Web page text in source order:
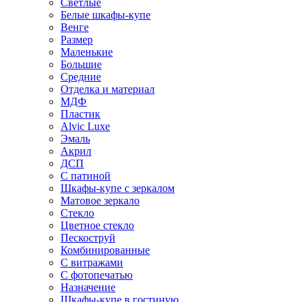
Светлые
Белые шкафы-купе
Венге
Размер
Маленькие
Большие
Средние
Отделка и материал
МДФ
Пластик
Alvic Luxe
Эмаль
Акрил
ДСП
С патиной
Шкафы-купе с зеркалом
Матовое зеркало
Стекло
Цветное стекло
Пескоструй
Комбинированные
С витражами
С фотопечатью
Назначение
Шкафы-купе в гостиную